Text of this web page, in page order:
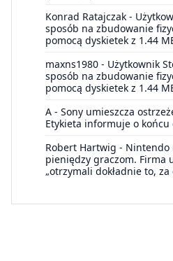
Konrad Ratajczak -
sposób na zbudowanie
pomocą dyskietek z 1.44
maxns1980 - Użytkownik
sposób na zbudowanie
pomocą dyskietek z 1.44
A - Sony umieszcza
Etykieta informuje o końcu
Robert Hartwig - Nintendo
pieniędzy graczom. Firma
„otrzymali dokładnie to, za